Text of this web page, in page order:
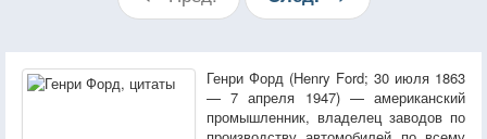
Генри Форд (Henry Ford; 30 июля 1863
— 7 апреля 1947) — американский
промышленник, владелец заводов по